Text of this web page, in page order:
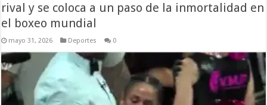
rival y se coloca a un paso de la inmortalidad en
el boxeo mundial
mayo 31, 2026 Deportes 0